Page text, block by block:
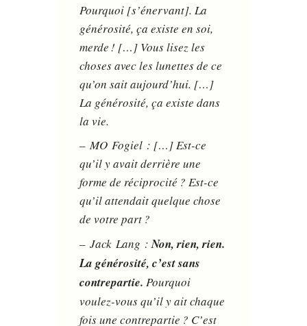
Pourquoi [s’énervant]. La
générosité, ça existe en soi,
merde ! […] Vous lisez les
choses avec les lunettes de ce
qu’on sait aujourd’hui. […]
La générosité, ça existe dans
la vie.
– MO Fogiel : […] Est-ce
qu’il y avait derrière une
forme de réciprocité ? Est-ce
qu’il attendait quelque chose
de votre part ?
– Jack Lang :Non, rien, rien.
La générosité, c’est sans
contrepartie.Pourquoi
voulez-vous qu’il y ait chaque
fois une contrepartie ? C’est